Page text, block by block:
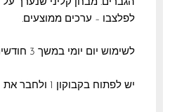
לפלצבו – ערכים ממוצעים.
לשימוש יום יומי במשך 3 חודשים.
יש לפתוח בקבוקון 1 ולחבר את המשפך המצורף,